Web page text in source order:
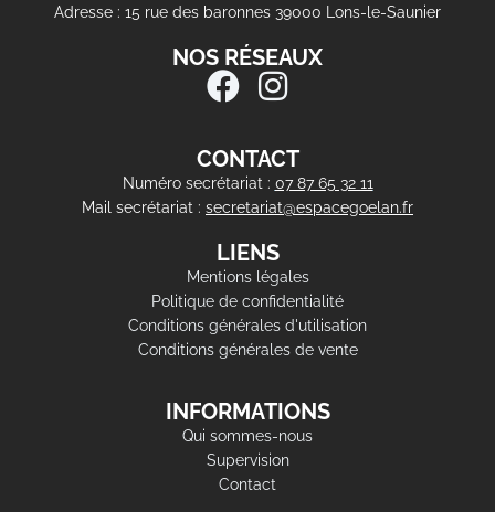
Adresse : 15 rue des baronnes 39000 Lons-le-Saunier
NOS RÉSEAUX
CONTACT
Numéro secrétariat : 07 87 65 32 11
Mail secrétariat : secretariat@espacegoelan.fr
LIENS
Mentions légales
Politique de confidentialité
Conditions générales d'utilisation
Conditions générales de vente
INFORMATIONS
Qui sommes-nous
Supervision
Contact